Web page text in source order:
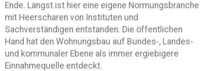
Ende. Längst ist hier eine eigene Normungsbranche
mit Heerscharen von Instituten und
Sachverständigen entstanden. Die öffentlichen
Hand hat den Wohnungsbau auf Bundes-, Landes-
und kommunaler Ebene als immer ergiebigere
Einnahmequelle entdeckt.